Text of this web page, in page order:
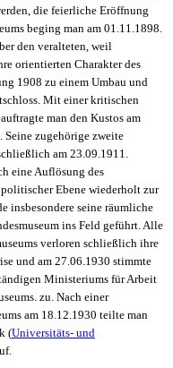
die feierliche Eröffnung
beging man am 01.11.1898.
den veralteten, weil
orientierten Charakter des
1908 zu einem Umbau und
Mit einer kritischen
man den Kustos am
Seine zugehörige zweite
am 23.09.1911.
eine Auflösung des
politischer Ebene wiederholt zur
insbesondere seine räumliche
ins Feld geführt. Alle
verloren schließlich ihre
und am 27.06.1930 stimmte
Ministeriums für Arbeit
zu. Nach einer
am 18.12.1930 teilte man
(Universitäts- und